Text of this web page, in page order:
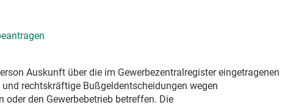
Auskunft über die im Gewerbezentralregister eingetragenen
rechtskräftige Bußgeldentscheidungen wegen
oder den Gewerbebetrieb betreffen. Die